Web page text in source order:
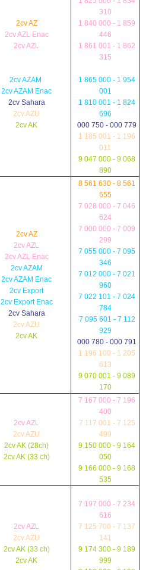
2cv AZ
2cv AZL Enac
2cv AZL
2cv AZAM
2cv AZAM Enac
2cv Sahara
2cv AZU
2cv AK
310
1 840 000 - 1 859
446
1 861 001 - 1 862
315
1 865 000 - 1 954
001
1 810 001 - 1 824
696
000 750 - 000 779
1 185 001 - 1 196
011
9 047 000 - 9 068
890
2cv AZ
2cv AZL
2cv AZL Enac
2cv AZAM
2cv AZAM Enac
2cv Export
2cv Export Enac
2cv Sahara
2cv AZU
2cv AK
8 561 630 - 8 561
655
7 028 000 - 7 046
624
7 000 000 - 7 009
299
7 055 000 - 7 095
346
7 012 000 - 7 021
960
7 022 101 - 7 024
784
7 095 601 - 7 112
929
000 780 - 000 791
1 196 100 - 1 205
613
9 070 001 - 9 089
170
2cv AZL
2cv AZU
2cv AK (28ch)
2cv AK (33 ch)
7 167 000 - 7 196
400
7 117 001 - 7 125
499
9 150 000 - 9 164
050
9 166 000 - 9 168
535
2cv AZL
2cv AZU
2cv AK (33 ch)
2cv AK
7 197 000 - 7 234
616
7 125 700 - 7 137
141
9 174 300 - 9 189
999